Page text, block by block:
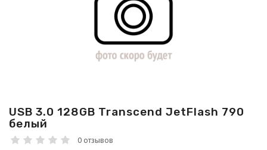
USB 3.0 128GB Transcend JetFlash 790
белый
0 отзывов